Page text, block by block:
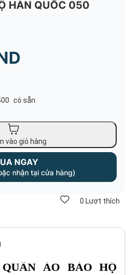
HÀN QUỐC 050
có sẵn
vào giỏ hàng
NGAY
nhận tại cửa hàng)
0 Lượt thích
ÁO BẢO HỘ